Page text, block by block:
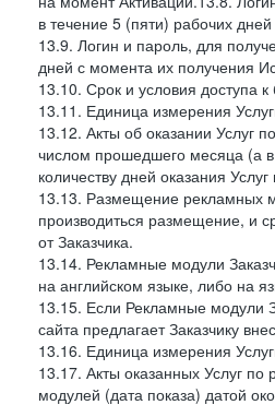
в течение 5 (пяти) рабочих
13.9. Логин и пароль, для
дней с момента их получения
13.10. Срок и условия доступа
13.11. Единица измерения
13.12. Акты об оказании Услуг
числом прошедшего месяца (а
количеству дней оказания
13.13. Размещение рекламных
производиться размещение, и
от Заказчика.
13.14. Рекламные модули
на английском языке, либо на
13.15. Если Рекламные модули
сайта предлагает Заказчику
13.16. Единица измерения
13.17. Акты оказанных Услуг
модулей (дата показа) датой